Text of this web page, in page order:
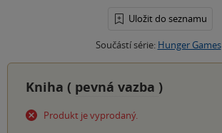
Uložit do seznamu
Součástí série: Hunger Games
Kniha ( pevná vazba )
Produkt je vyprodaný.